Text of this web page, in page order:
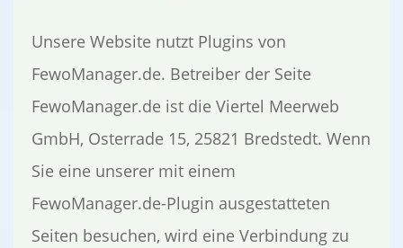
Unsere Website nutzt Plugins von
FewoManager.de. Betreiber der Seite
FewoManager.de ist die Viertel Meerweb
GmbH, Osterrade 15, 25821 Bredstedt. Wenn
Sie eine unserer mit einem
FewoManager.de-Plugin ausgestatteten
Seiten besuchen, wird eine Verbindung zu